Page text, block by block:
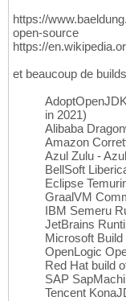
https://
open-source
https://
et beaucoup de
in 2021)
Alibaba
Amazon
Azul Zulu -
BellSoft
Eclipse
GraalVM
IBM Semeru
JetBrains
Microsoft
OpenLogic
Red Hat build
SAP
Tencent